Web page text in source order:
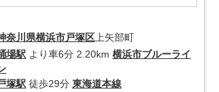
奈川県横浜市戸塚区 上矢部町
場駅 より車6分 2.20km 横浜市ブルーライ
塚駅 徒歩29分 東海道本線